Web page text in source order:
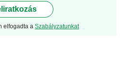
elfogadta a Szabályzatunkat